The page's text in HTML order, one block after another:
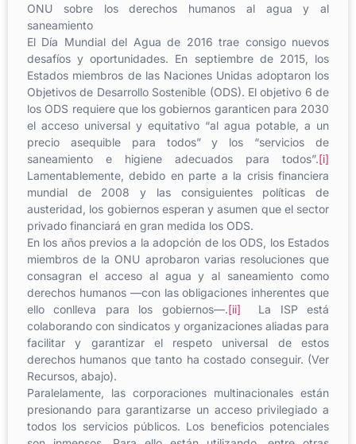
ONU sobre los derechos humanos al agua y al
saneamiento
El Día Mundial del Agua de 2016 trae consigo nuevos
desafíos y oportunidades. En septiembre de 2015, los
Estados miembros de las Naciones Unidas adoptaron los
Objetivos de Desarrollo Sostenible (ODS). El objetivo 6 de
los ODS requiere que los gobiernos garanticen para 2030
el acceso universal y equitativo “al agua potable, a un
precio asequible para todos” y los “servicios de
saneamiento e higiene adecuados para todos”.[i]
Lamentablemente, debido en parte a la crisis financiera
mundial de 2008 y las consiguientes políticas de
austeridad, los gobiernos esperan y asumen que el sector
privado financiará en gran medida los ODS.
En los años previos a la adopción de los ODS, los Estados
miembros de la ONU aprobaron varias resoluciones que
consagran el acceso al agua y al saneamiento como
derechos humanos ​—con las obligaciones inherentes que
ello conlleva para los gobiernos​—.[ii] La ISP está
colaborando con sindicatos y organizaciones aliadas para
facilitar y garantizar el respeto universal de estos
derechos humanos que tanto ha costado conseguir. (Ver
Recursos, abajo).
Paralelamente, las corporaciones multinacionales están
presionando para garantizarse un acceso privilegiado a
todos los servicios públicos. Los beneficios potenciales